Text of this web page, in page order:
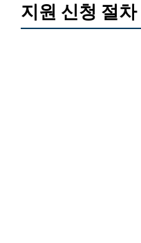
지원 신청 절차